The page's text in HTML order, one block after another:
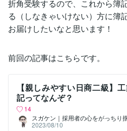
折角受験するので、これから簿
る（しなきゃいけない）方に簿
お届けしたいなと思います！
前回の記事はこちらです。
【親しみやすい日商二級】
記ってなんぞ？
14
スガケン｜採用者の心をがっちり
2023/08/10